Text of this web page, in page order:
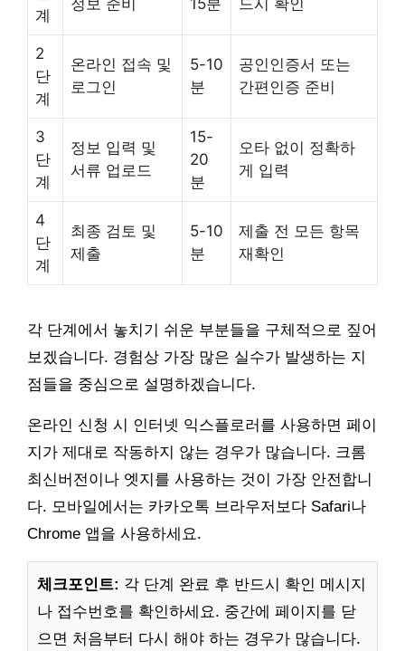
계
정보 준비 15분 드시 확인
2
단
계
온라인 접속 및
로그인
5-10
분
공인인증서 또는
간편인증 준비
3
단
계
정보 입력 및
서류 업로드
15-
20
분
오타 없이 정확하
게 입력
4
단
계
최종 검토 및
제출
5-10
분
제출 전 모든 항목
재확인
각 단계에서 놓치기 쉬운 부분들을 구체적으로 짚어
보겠습니다. 경험상 가장 많은 실수가 발생하는 지
점들을 중심으로 설명하겠습니다.
온라인 신청 시 인터넷 익스플로러를 사용하면 페이
지가 제대로 작동하지 않는 경우가 많습니다. 크롬
최신버전이나 엣지를 사용하는 것이 가장 안전합니
다. 모바일에서는 카카오톡 브라우저보다 Safari나
Chrome 앱을 사용하세요.
체크포인트: 각 단계 완료 후 반드시 확인 메시지
나 접수번호를 확인하세요. 중간에 페이지를 닫
으면 처음부터 다시 해야 하는 경우가 많습니다.